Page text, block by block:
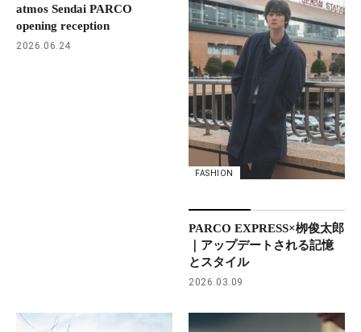
atmos Sendai PARCO
opening reception
2026.06.24
FASHION
PARCO EXPRESS×栁俊太郎
｜アップデートされる記憶
とスタイル
2026.03.09